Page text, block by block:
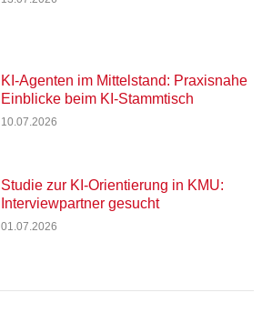
KI-Agenten im Mittelstand: Praxisnahe
Einblicke beim KI-Stammtisch
10.07.2026
Studie zur KI-Orientierung in KMU:
Interviewpartner gesucht
01.07.2026